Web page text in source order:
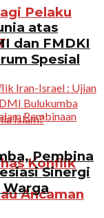
Pelaku
Konflik
Ancaman
atas
dan FMDKI
Spesial
Pembina
Sinergi
Warga